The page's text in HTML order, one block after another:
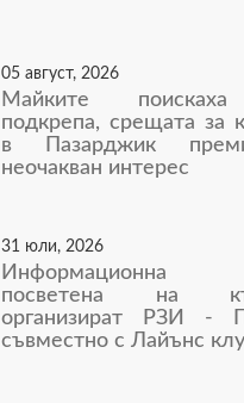
05 август, 2026
Майките
подкрепа, срещата за
в Пазарджик
неочакван интерес
31 юли, 2026
Информационна
посветена на
организират РЗИ -
съвместно с Лайънс